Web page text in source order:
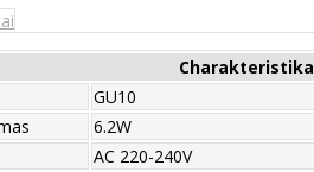
Charakteristika
GU10
6.2W
AC 220-240V